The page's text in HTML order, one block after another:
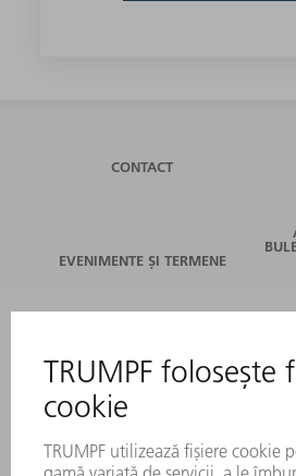
CONTACT
EVENIMENTE ȘI TERMENE
SERVICII ONLINE
CONTACT
LOCAȚII
EVENIMENTE ȘI TERMENE
ABONARE LA NEWSLETTER